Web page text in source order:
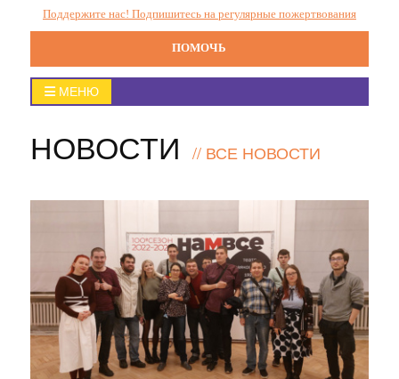
Поддержите нас! Подпишитесь на регулярные пожертвования
ПОМОЧЬ
Главное
меню
МЕНЮ
НОВОСТИ // ВСЕ НОВОСТИ